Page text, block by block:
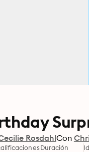
RosdahlCon
Duración